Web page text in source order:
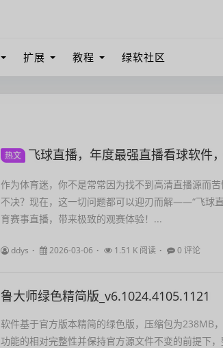
扩展 教程 绿软社区
热文 飞球直播，年度最强直播看球软件，
作为体育迷，你不是常常因为找不到高清直播源而
不决？现在，这一切问题都可以迎刃而解——“飞球
育赛事直播，带来极致的观赛体验！...
ddys 2026-03-06 1.51 K 阅读 0 评论
鲁大师绿色精简版_v6.1024.4105.1121
软件基于官方版本精简的绿色版，压缩包为238MB
功能的相对完整性并保持官方源文件不变的前提下